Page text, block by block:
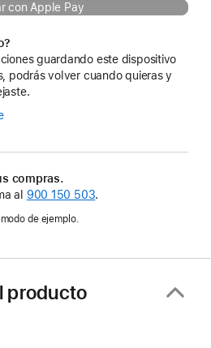
con Apple Pay
guardando este dispositivo
podrás volver cuando quieras y
compras.
al 900 150 503.
de ejemplo.
producto